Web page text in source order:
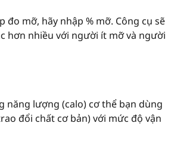
đo mỡ, hãy nhập % mỡ. Công cụ sẽ
hơn nhiều với người ít mỡ và người
năng lượng (calo) cơ thể bạn dùng
đổi chất cơ bản) với mức độ vận